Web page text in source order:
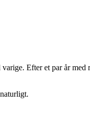
Efter et par år